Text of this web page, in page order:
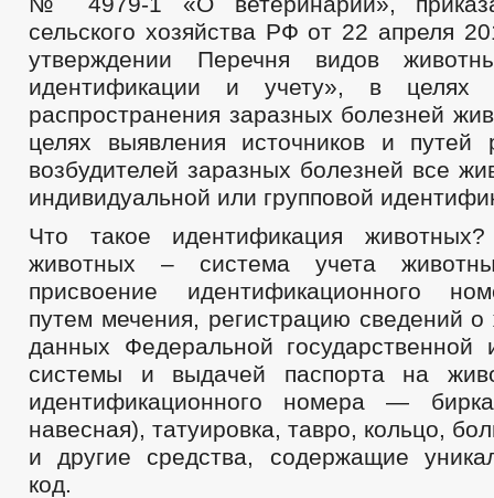
ОБЪЕКТЫ ПРЕДЛАГАЕМЫЕ ДЛЯ СДАЧИ В АРЕНДУ
ОБОРОТ ТОВАРОВ, РАБОТ И УСЛУГ
ФИНАНСОВО-
СОВЕТ ПО ПРЕДПРИНИМАТЕЛЬСТВУ
СПИСОК
МОДЕЛЬНЫЕ СХЕМЫ ПОШАГОВЫЕ ИНСТРУКЦИИ РЕГИСТРАЦИИ
МЕСТНЫЕ НАЛОГИ
НОМЕНКЛАТУРА ДЕЛ
КОМИССИИ
РАБОЧАЯ ГРУППА АНК
РАБОЧАЯ
АНТИКОРРУПЦИОННАЯ РГ
РАБОЧАЯ ГРУППА ПО
КОМИССИЯ ПО СПИСАНИЮ ЗАДОЛЖЕННОСТИ ПО ПЛАТЕЖАМ В
ОБЩЕСТВЕННЫЙ СОВЕТ ПО РАССМОТРЕНИЮ ВОПРОСОВ
КОМИССИЯ ПО СПИСАНИЮ ЗАДОЛЖЕННОСТИ ПО ПЛАТЕЖАМ В
КОМИССИЯ ПО СОБЛЮДЕНИЮ ТРЕБОВАНИЙ К СЛУЖЕБНОМУ
ТРУДОУСТРОЙСТВА ОСУЖДЕННЫХ К ОБЯЗАТЕЛЬНЫМ И
ИНФОРМАЦИЯ О ЛИЦАХ, ПРОПАВШИХ БЕЗ ВЕСТИ
ТЕКСТЫ
ЦЕЛЕВЫЕ ПРОГРАММЫ
ЗАКУПКА ТОВАРОВ, РАБОТ И УСЛУГ
СОВЕТ ДЕПУТАТОВ
ДЕПУТАТЫ
СТРУКТУРА, ПОЛНОМОЧИЯ,
ЗАСЕДАНИЕ СОВЕТА ДЕПУТАТОВ
СОЦИАЛЬНЫЙ ПРОЕКТ МУНИЦИПАЛЬНЫЙ
ПРОТИВОДЕЙСТВИЕ КОРРУПЦИИ
НПА
ИНЫЕ АКТЫ В СФЕРЕ
МЕТОДИЧЕСКИЕ МАТЕРИАЛЫ
сельского хозяйства РФ от 22 апреля
утверждении Перечня видов
идентификации и учету», в целях
распространения заразных болезней
целях выявления источников и путей
возбудителей заразных болезней все
индивидуальной или групповой
Что такое идентификация
животных – система учета
присвоение идентификационного
путем мечения, регистрацию сведений
данных Федеральной государственной
системы и выдачей паспорта на
идентификационного номера —
навесная), татуировка, тавро, кольцо,
и другие средства, содержащие
код.